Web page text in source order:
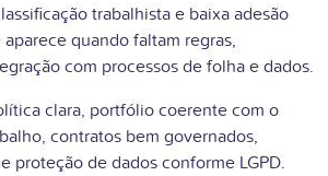
trabalhista e baixa adesão
quando faltam regras,
com processos de folha e dados.
clara, portfólio coerente com o
contratos bem governados,
proteção de dados conforme LGPD.